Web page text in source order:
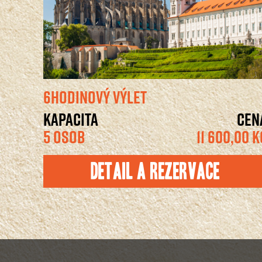
6HODINOVÝ VÝLET
KAPACITA
5 OSOB
11 600,00
Detail a rezervace